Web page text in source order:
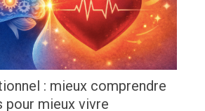
: mieux comprendre
pour mieux vivre